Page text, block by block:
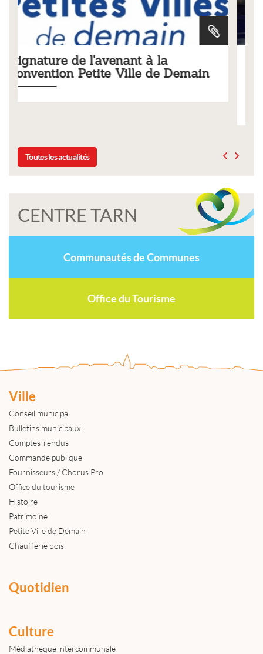
la
Demain
Tarifs 2026 des services
municipaux
Toutes les actualités
CENTRE TARN
Communautés de Communes
Office du Tourisme
Ville
Conseil municipal
Bulletins municipaux
Comptes-rendus
Commande publique
Fournisseurs / Chorus Pro
Office du tourisme
Histoire
Patrimoine
Petite Ville de Demain
Chaufferie bois
Quotidien
Culture
Médiathèque intercommunale